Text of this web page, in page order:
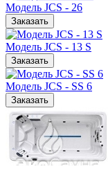
Модель JCS - 26
Заказать
Модель JCS - 13 S
Заказать
Модель JCS - SS 6
Заказать